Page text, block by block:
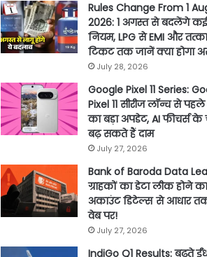
Rules Change From 1
2026: 1 अगस्त से बदलेंगे
नियम, LPG से EMI और
टिकट तक जानें क्या होगा
July 28, 2026
Google Pixel 11 Series:
Pixel 11 सीरीज लॉन्च से
का बड़ा अपडेट, AI फीचर्स
बढ़ सकते हैं दाम
July 27, 2026
Bank of Baroda Data
ग्राहकों का डेटा लीक होने का
अकाउंट डिटेल्स से आधार तक
वेब पर!
July 27, 2026
IndiGo Q1 Results: बढ़ते